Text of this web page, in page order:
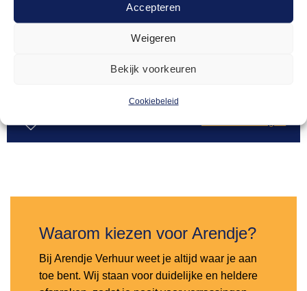
Accepteren
Weigeren
Bekijk voorkeuren
Cookiebeleid
Waarom kiezen voor Arendje?
Bij Arendje Verhuur weet je altijd waar je aan
toe bent. Wij staan voor duidelijke en heldere